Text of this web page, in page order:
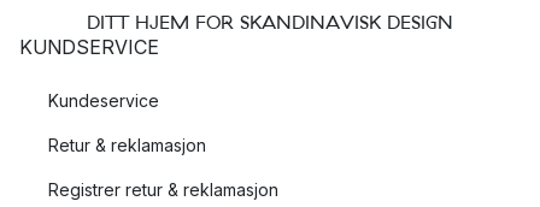
DITT HJEM FOR SKANDINAVISK DESIGN
KUNDSERVICE
Kundeservice
Retur & reklamasjon
Registrer retur & reklamasjon